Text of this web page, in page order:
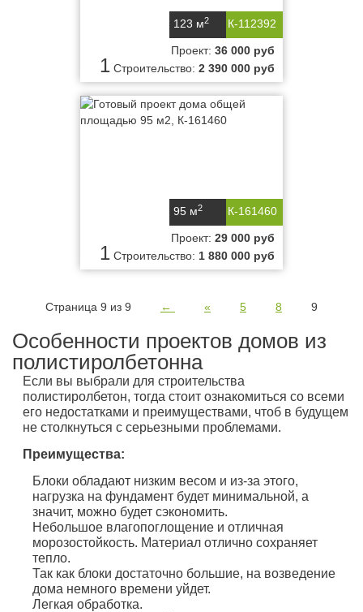
К-112392
123 м2
1
Проект: 36 000 руб
Строительство: 2 390 000 руб
К-161460
95 м2
1
Проект: 29 000 руб
Строительство: 1 880 000 руб
Страница 9 из 9 ← « 5 8 9
Особенности проектов домов из
полистиролбетонна
Если вы выбрали для строительства
полистиролбетон, тогда стоит ознакомиться со всеми
его недостатками и преимуществами, чтоб в будущем
не столкнуться с серьезными проблемами.
Преимущества:
Блоки обладают низким весом и из-за этого,
нагрузка на фундамент будет минимальной, а
значит, можно будет сэкономить.
Небольшое влагопоглощение и отличная
морозостойкость. Материал отлично сохраняет
тепло.
Так как блоки достаточно большие, на возведение
дома немного времени уйдет.
Легкая обработка.